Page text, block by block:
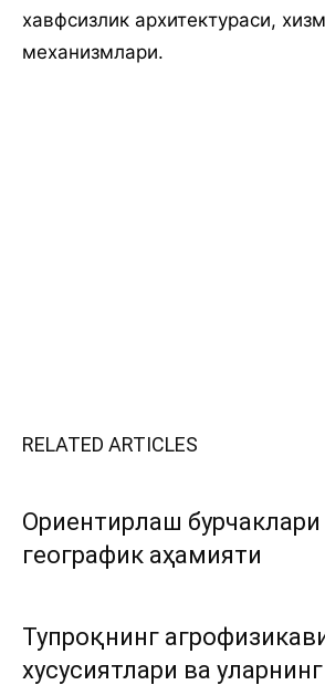
хавфсизлик архитектураси,
механизмлари.
RELATED ARTICLES
Ориентирлаш бурчаклари
географик аҳамияти
Тупроқнинг
хусусиятлари ва уларнинг